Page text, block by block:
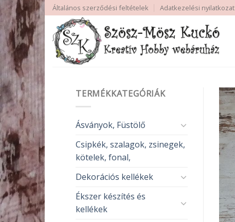
Skip
to
content
Általános szerződési feltételek Adatkezelési nyilatkozat
TERMÉKKATEGÓRIÁK
Ásványok, Füstölő
Csipkék, szalagok, zsinegek,
kötelek, fonal,
Dekorációs kellékek
Ékszer készítés és
kellékek